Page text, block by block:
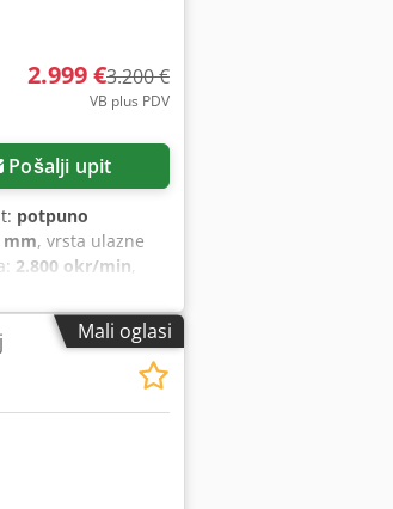
2.999 €3.200 €
VB plus PDV
Pošalji upit
potpuno
mm, vrsta ulazne
2.800 okr/min,
pila s
Promjer lista
uključujeMali oglasi